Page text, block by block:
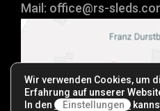
Mail: office@rs-
Wir verwenden Cookies, um
Erfahrung auf unserer
In den Einstellungen